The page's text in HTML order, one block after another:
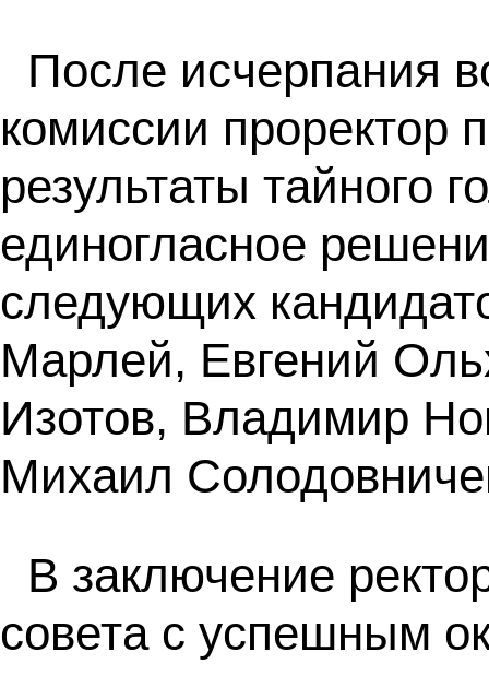
После исчерпания
комиссии проректор
результаты тайного
единогласное
следующих
Марлей, Евгений
Изотов, Владимир
Михаил
В заключение
совета с успешным